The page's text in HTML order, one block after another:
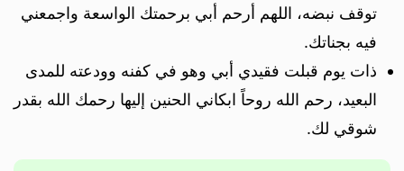
توقف نبضه، اللهم أرحم أبي برحمتك الواسعة واجمعني
فيه بجناتك.
ذات يوم قبلت فقيدي أبي وهو في كفنه وودعته للمدى
البعيد، رحم الله روحاً ابكاني الحنين إليها رحمك الله بقدر
شوقي لك.